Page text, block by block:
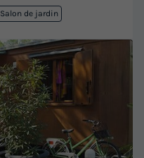
Salon de jardin